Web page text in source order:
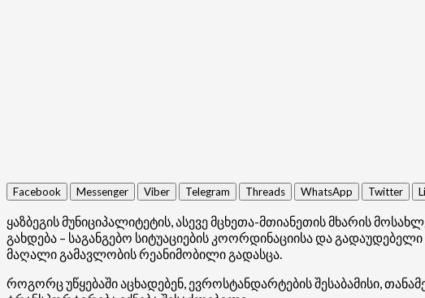
Facebook Messenger Viber Telegram Threads WhatsApp Twitter
ყაზბეგის მუნიციპალიტეტის, ასევე მცხეთა-მთიანეთის მხარის
გახდება – საგანგებო სიტუაციების კოორდინაციისა და
მაღალი გამავლობის რეანიმობილი გადასცა.
როგორც უწყებაში აცხადებენ, ევროსტანდარტების შესაბამისი,